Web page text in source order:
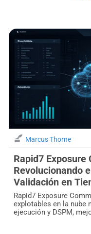
Marcus Thorne
Rapid7 Exposure
Revolucionando
Validación en
Rapid7 Exposure
explotables en la nube
ejecución y DSPM,